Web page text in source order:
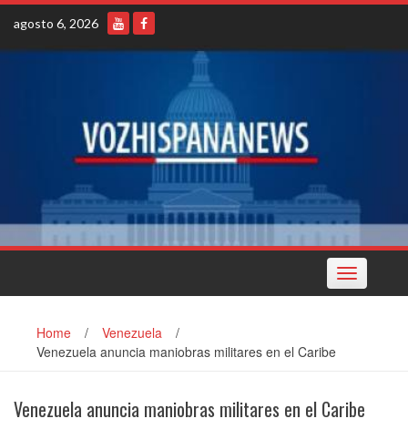
Skip
content
agosto 6, 2026
Toggle
navigation
Home / Venezuela
/
Venezuela anuncia maniobras militares en el Caribe
Venezuela anuncia maniobras militares en el Caribe